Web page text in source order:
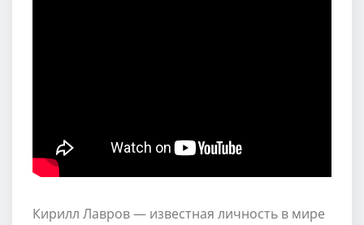
Кирилл Лавров — известная личность в мире